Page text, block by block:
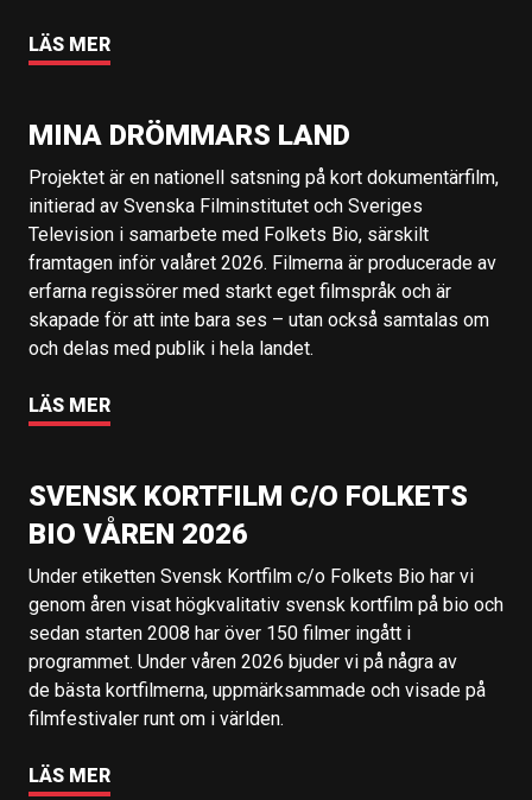
LÄS MER
MINA DRÖMMARS LAND
Projektet är en nationell satsning på kort dokumentärfilm,
initierad av Svenska Filminstitutet och Sveriges
Television i samarbete med Folkets Bio, särskilt
framtagen inför valåret 2026. Filmerna är producerade av
erfarna regissörer med starkt eget filmspråk och är
skapade för att inte bara ses – utan också samtalas om
och delas med publik i hela landet.
LÄS MER
SVENSK KORTFILM C/O FOLKETS
BIO VÅREN 2026
Under etiketten Svensk Kortfilm c/o Folkets Bio har vi
genom åren visat högkvalitativ svensk kortfilm på bio och
sedan starten 2008 har över 150 filmer ingått i
programmet. Under våren 2026 bjuder vi på några av
de bästa kortfilmerna, uppmärksammade och visade på
filmfestivaler runt om i världen.
LÄS MER